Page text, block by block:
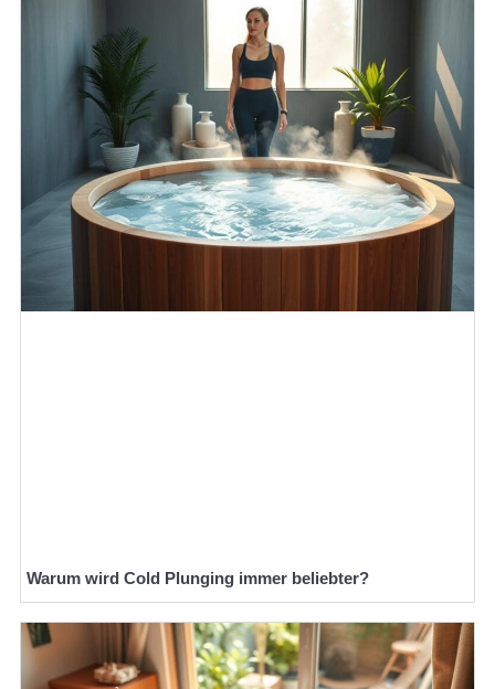
Warum wird Cold Plunging immer beliebter?